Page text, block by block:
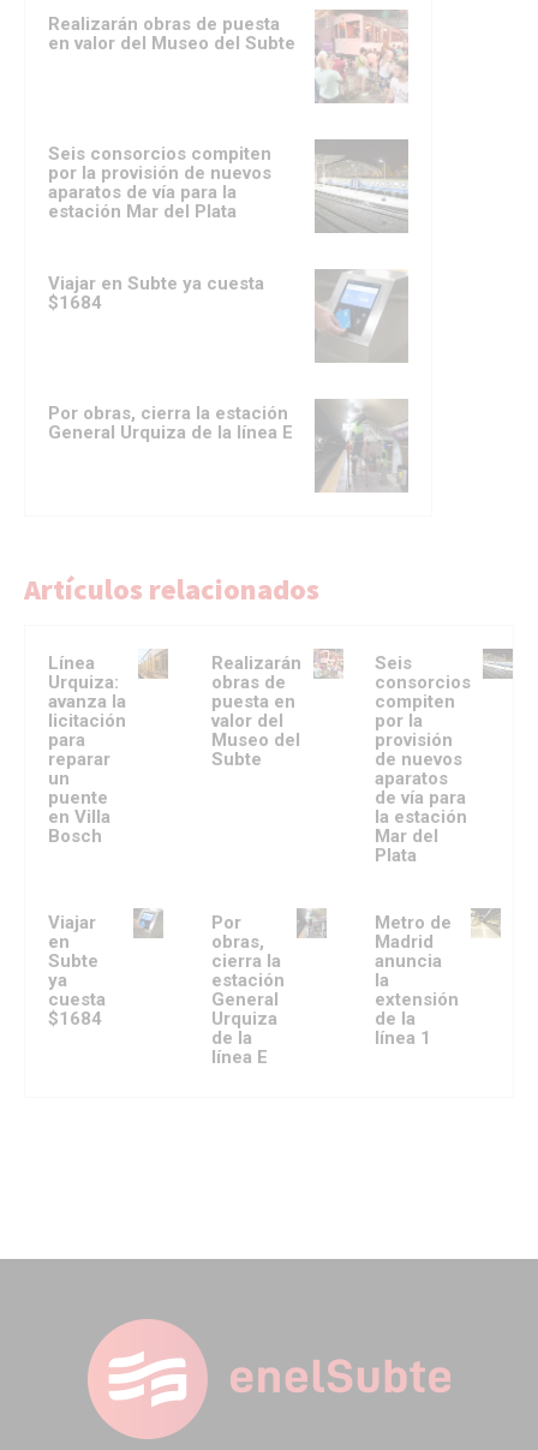
Realizarán obras de puesta
en valor del Museo del Subte
Seis consorcios compiten
por la provisión de nuevos
aparatos de vía para la
estación Mar del Plata
Viajar en Subte ya cuesta
$1684
Por obras, cierra la estación
General Urquiza de la línea E
Artículos relacionados
Línea
Urquiza:
avanza la
licitación
para
reparar
un
puente
en Villa
Bosch
Realizarán
obras de
puesta en
valor del
Museo del
Subte
Seis
consorcios
compiten
por la
provisión
de nuevos
aparatos
de vía para
la estación
Mar del
Plata
Viajar
en
Subte
ya
cuesta
$1684
Por
obras,
cierra la
estación
General
Urquiza
de la
línea E
Metro de
Madrid
anuncia
la
extensión
de la
línea 1